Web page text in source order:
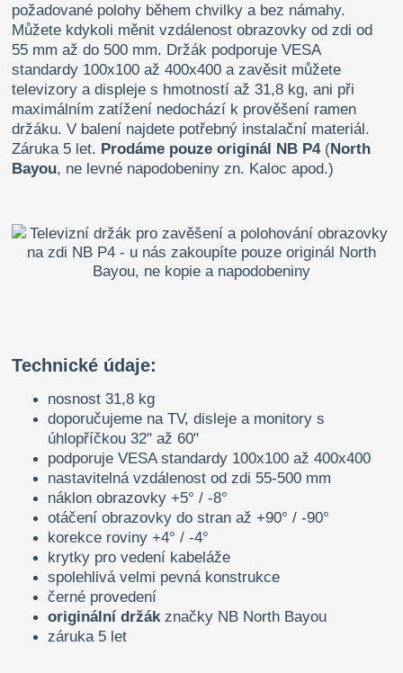
požadované polohy během chvilky a bez námahy.
Můžete kdykoli měnit vzdálenost obrazovky od zdi od
55 mm až do 500 mm. Držák podporuje VESA
standardy 100x100 až 400x400 a zavěsit můžete
televizory a displeje s hmotností až 31,8 kg, ani při
maximálním zatížení nedochází k prověšení ramen
držáku. V balení najdete potřebný instalační materiál.
Záruka 5 let. Prodáme pouze originál NB P4(North
Bayou, ne levné napodobeniny zn. Kaloc apod.)
Technické údaje:
nosnost 31,8 kg
doporučujeme na TV, disleje a monitory s
úhlopříčkou 32" až 60"
podporuje VESA standardy 100x100 až 400x400
nastavitelná vzdálenost od zdi 55-500 mm
náklon obrazovky +5° / -8°
otáčení obrazovky do stran až +90° / -90°
korekce roviny +4° / -4°
krytky pro vedení kabeláže
spolehlivá velmi pevná konstrukce
černé provedení
originální držák značky NB North Bayou
záruka 5 let